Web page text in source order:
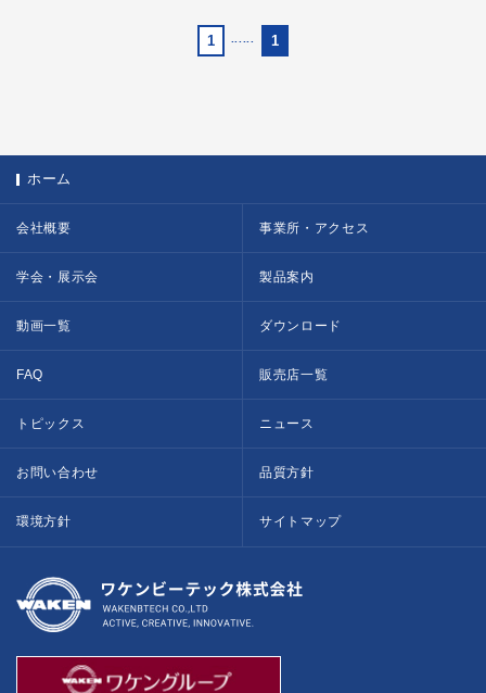
1 1
ホーム
会社概要 事業所・アクセス
学会・展示会 製品案内
動画一覧 ダウンロード
FAQ 販売店一覧
トピックス ニュース
お問い合わせ 品質方針
環境方針 サイトマップ